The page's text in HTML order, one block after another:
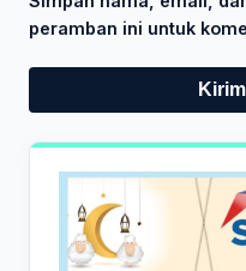
peramban ini untuk